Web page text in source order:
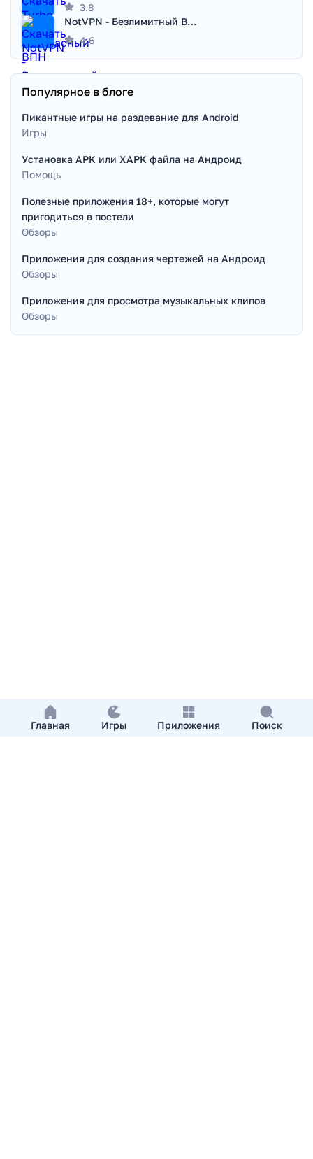
Главная Игры Приложения Поиск
3.8
NotVPN - Безлимитный ВПН | VPN
4.6
Популярное в блоге
Пикантные игры на раздевание для Android
Игры
Установка APK или XAPK файла на Андроид
Помощь
Полезные приложения 18+, которые могут
пригодиться в постели
Обзоры
Приложения для создания чертежей на Андроид
Обзоры
Приложения для просмотра музыкальных клипов
Обзоры